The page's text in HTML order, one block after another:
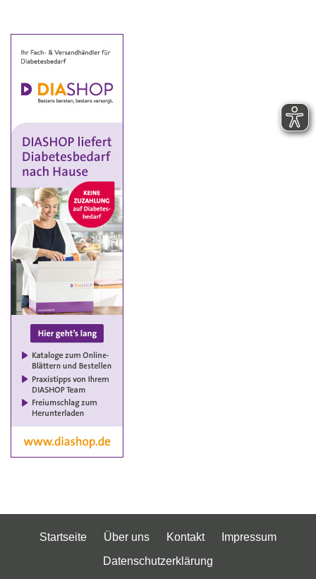
Startseite Über uns Kontakt
Impressum
Datenschutzerklärung